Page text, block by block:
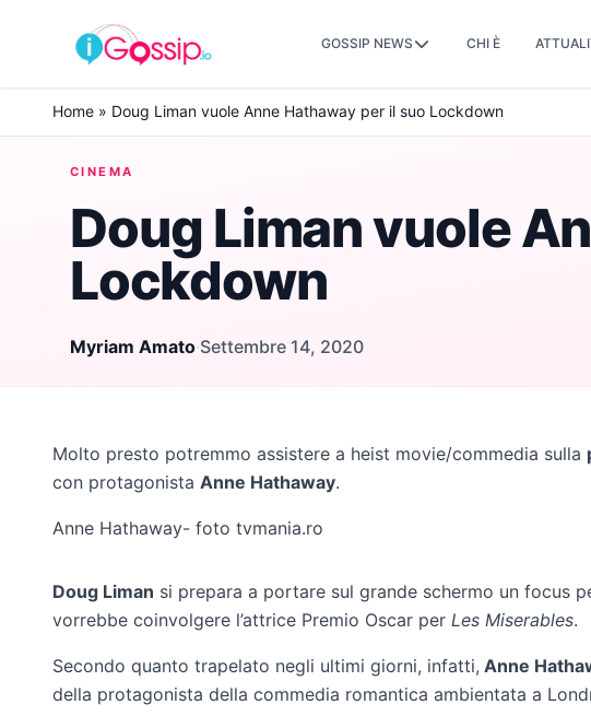
Skip to content
GOSSIP NEWS CHI È
Home » Doug Liman vuole Anne Hathaway per il suo Lockdown
CINEMA
Doug Liman vuole
Lockdown
Myriam Amato·Settembre 14, 2020
Molto presto potremmo assistere a heist movie/commedia sulla
con protagonista Anne Hathaway.
Anne Hathaway- foto tvmania.ro
Doug Liman si prepara a portare sul grande schermo un focus
vorrebbe coinvolgere l’attrice Premio Oscar per Les Miserables.
Secondo quanto trapelato negli ultimi giorni, infatti, Anne
della protagonista della commedia romantica ambientata a